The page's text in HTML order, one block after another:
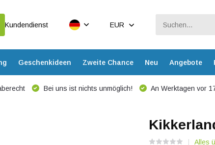
Kundendienst EUR
Geschenkideen Zweite Chance Neu Angebote
Bei uns ist nichts unmöglich! An Werktagen vor
Alles